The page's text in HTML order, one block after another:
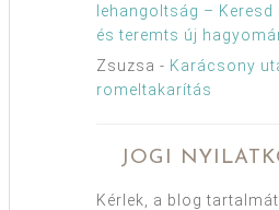
lehangoltság – Keresd
és teremts új
Zsuzsa - Karácsony
romeltakarítás
JOGI
Kérlek, a blog